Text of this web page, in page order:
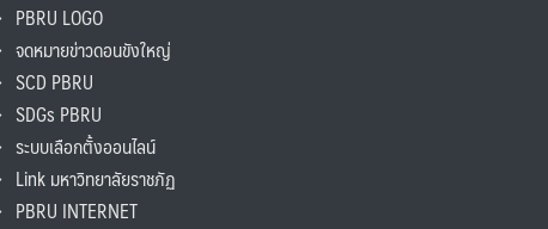
PBRU LOGO
จดหมายข่าวดอนขังใหญ่
SCD PBRU
SDGs PBRU
ระบบเลือกตั้งออนไลน์
Link มหาวิทยาลัยราชภัฏ
PBRU INTERNET